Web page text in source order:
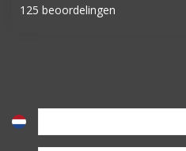
125 beoordelingen